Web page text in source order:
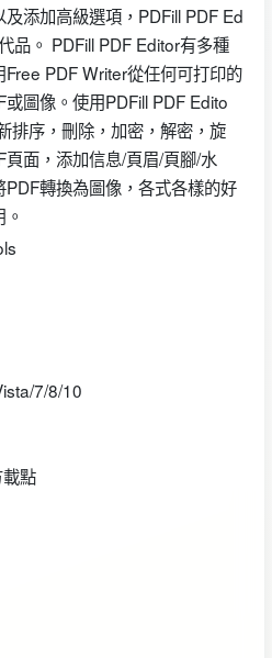
添加高級選項，PDFill PDF Ed
品。 PDFill PDF Editor有多種
PDF Writer從任何可打印的
圖像。使用PDFill PDF Edito
排序，刪除，加密，解密，旋
面，添加信息/頁眉/頁腳/水
轉換為圖像，各式各樣的好
7/8/10
點